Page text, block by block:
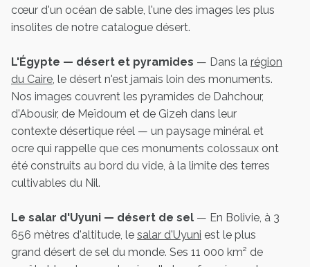
cœur d'un océan de sable, l'une des images les plus
insolites de notre catalogue désert.
L'Égypte — désert et pyramides — Dans la région
du Caire, le désert n'est jamais loin des monuments.
Nos images couvrent les pyramides de Dahchour,
d'Abousir, de Meïdoum et de Gizeh dans leur
contexte désertique réel — un paysage minéral et
ocre qui rappelle que ces monuments colossaux ont
été construits au bord du vide, à la limite des terres
cultivables du Nil.
Le salar d'Uyuni — désert de sel — En Bolivie, à 3
656 mètres d'altitude, le salar d'Uyuni est le plus
grand désert de sel du monde. Ses 11 000 km² de